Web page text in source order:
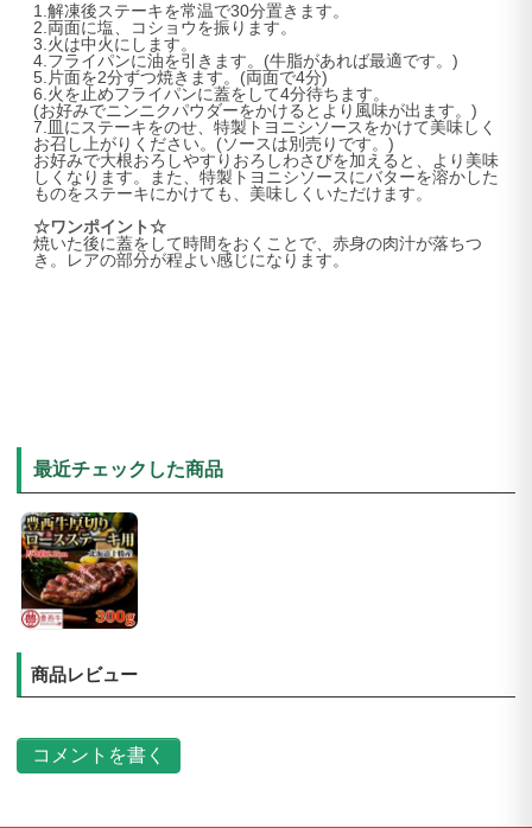
1.解凍後ステーキを常温で30分置きます。
2.両面に塩、コショウを振ります。
3.火は中火にします。
4.フライパンに油を引きます。(牛脂があれば最適です。)
5.片面を2分ずつ焼きます。(両面で4分)
6.火を止めフライパンに蓋をして4分待ちます。
(お好みでニンニクパウダーをかけるとより風味が出ます。)
7.皿にステーキをのせ、特製トヨニシソースをかけて美味しく
お召し上がりください。(ソースは別売りです。)
お好みで大根おろしやすりおろしわさびを加えると、より美味
しくなります。また、特製トヨニシソースにバターを溶かした
ものをステーキにかけても、美味しくいただけます。
☆ワンポイント☆
焼いた後に蓋をして時間をおくことで、赤身の肉汁が落ちつ
き。レアの部分が程よい感じになります。
最近チェックした商品
商品レビュー
コメントを書く